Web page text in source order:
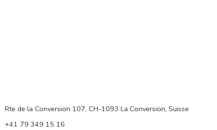
Rte de la Conversion 107, CH-1093 La Conversion, Suisse
+41 79 349 15 16